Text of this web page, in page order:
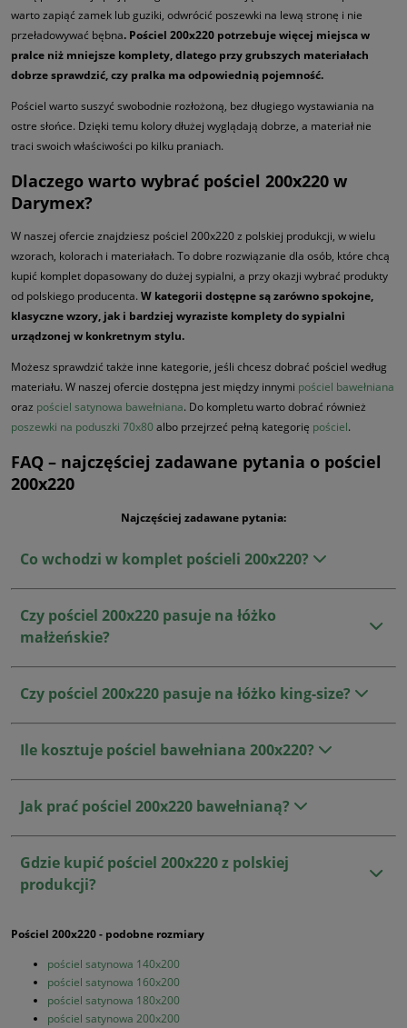
warto zapiąć zamek lub guziki, odwrócić poszewki na lewą stronę i nie
przeładowywać bębna. Pościel 200x220 potrzebuje więcej miejsca w
pralce niż mniejsze komplety, dlatego przy grubszych materiałach
dobrze sprawdzić, czy pralka ma odpowiednią pojemność.
Pościel warto suszyć swobodnie rozłożoną, bez długiego wystawiania na
ostre słońce. Dzięki temu kolory dłużej wyglądają dobrze, a materiał nie
traci swoich właściwości po kilku praniach.
Dlaczego warto wybrać pościel 200x220 w
Darymex?
W naszej ofercie znajdziesz pościel 200x220 z polskiej produkcji, w wielu
wzorach, kolorach i materiałach. To dobre rozwiązanie dla osób, które chcą
kupić komplet dopasowany do dużej sypialni, a przy okazji wybrać produkty
od polskiego producenta. W kategorii dostępne są zarówno spokojne,
klasyczne wzory, jak i bardziej wyraziste komplety do sypialni
urządzonej w konkretnym stylu.
Możesz sprawdzić także inne kategorie, jeśli chcesz dobrać pościel według
materiału. W naszej ofercie dostępna jest między innymi pościel bawełniana
oraz pościel satynowa bawełniana. Do kompletu warto dobrać również
poszewki na poduszki 70x80albo przejrzeć pełną kategorię pościel.
FAQ – najczęściej zadawane pytania o pościel
200x220
Najczęściej zadawane pytania:
Co wchodzi w komplet pościeli 200x220?
Czy pościel 200x220 pasuje na łóżko
małżeńskie?
Czy pościel 200x220 pasuje na łóżko king-size?
Ile kosztuje pościel bawełniana 200x220?
Jak prać pościel 200x220 bawełnianą?
Gdzie kupić pościel 200x220 z polskiej
produkcji?
Pościel 200x220 - podobne rozmiary
pościel satynowa 140x200
pościel satynowa 160x200
pościel satynowa 180x200
pościel satynowa 200x200